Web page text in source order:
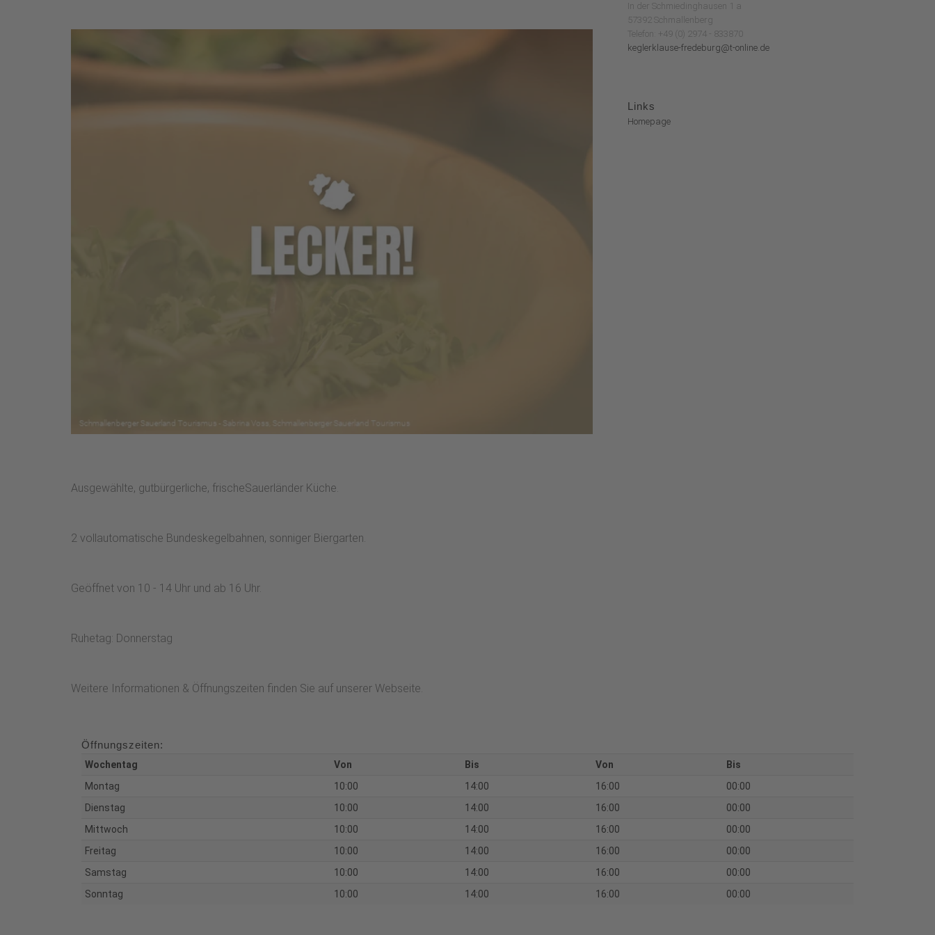
In der Schmiedinghausen 1 a
57392 Schmallenberg
Telefon: +49 (0) 2974 - 833870
keglerklause-fredeburg@t-online.de
Links
Homepage
Ausgewählte, gutbürgerliche, frischeSauerländer Küche.
2 vollautomatische Bundeskegelbahnen, sonniger Biergarten.
Geöffnet von 10 - 14 Uhr und ab 16 Uhr.
Ruhetag: Donnerstag
Weitere Informationen & Öffnungszeiten finden Sie auf unserer Webseite.
Öffnungszeiten:
Wochentag Von Bis Von
Bis
Montag
10:00 14:00 16:00
00:00
Dienstag
10:00 14:00 16:00
00:00
Mittwoch
10:00 14:00 16:00
00:00
Freitag
10:00 14:00 16:00
00:00
Samstag
10:00 14:00 16:00
00:00
Sonntag
10:00 14:00 16:00 00:00